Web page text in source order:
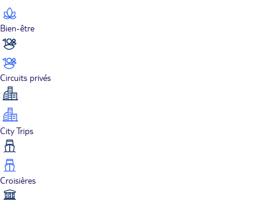
Bien-être
Circuits privés
City Trips
Croisières